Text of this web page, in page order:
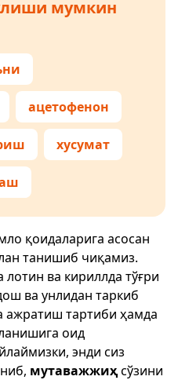
мумкин
ацетофенон
хусумат
қоидаларига асосан
танишиб чиқамиз.
ва кириллда тўғри
ва унлидан таркиб
ажратиш тартиби ҳамда
оид
энди сиз
мутаважжиҳсўзини